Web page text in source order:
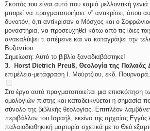
Σκοπός του είναι αυτό που καμιά μελλοντική
μπορεί να πραγματοποιήσει: ν” αντικρίσει, όπου
δυνατόν, ό,τι αντίκρισαν ο Μόσχος και ο
μοναστήρια, να προσευχηθεί κάτω από τις ίδιες
ανακαλύψει τι απέμεινε και να καταγράψει την
Βυζαντίου.
Σημείωση: Αυτό το βιβλίο ξαναδιαβάστηκε!
3. Horst Dietrich Preuß, Θεολογία της Παλαιάς
επιμέλεια-μετάφραση Ι. Μούρτζιου, εκδ.
Στο έργο αυτό πραγματοποιείται μια επισκόπηση
ομολογιών πίστης και καταδεικνύεται η σημασία
σύνολο της βιβλικής θεολογίας. Επιπλέον
περιβάλλον του Ισραήλ, εκείνο της αρχαίας
παλαιοδιαθηκική μαρτυρία σχετικά με το Θεό